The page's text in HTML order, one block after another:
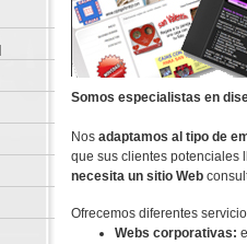
Somos especialistas en
Nos adaptamos al tipo de
que sus clientes potenciales
necesita un sitio Web
Ofrecemos diferentes
Webs corporativas: